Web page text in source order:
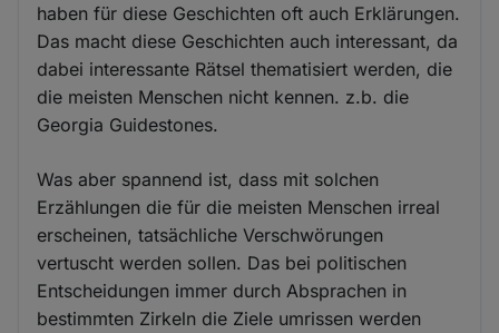
haben für diese Geschichten oft auch Erklärungen.
Das macht diese Geschichten auch interessant, da
dabei interessante Rätsel thematisiert werden, die
die meisten Menschen nicht kennen. z.b. die
Georgia Guidestones.
Was aber spannend ist, dass mit solchen
Erzählungen die für die meisten Menschen irreal
erscheinen, tatsächliche Verschwörungen
vertuscht werden sollen. Das bei politischen
Entscheidungen immer durch Absprachen in
bestimmten Zirkeln die Ziele umrissen werden